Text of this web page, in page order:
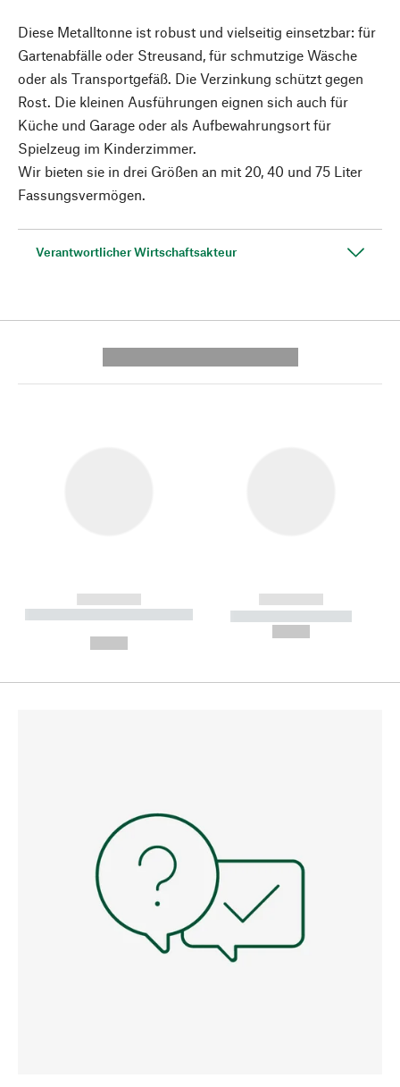
Diese Metalltonne ist robust und vielseitig einsetzbar: für
Gartenabfälle oder Streusand, für schmutzige Wäsche
oder als Transportgefäß. Die Verzinkung schützt gegen
Rost. Die kleinen Ausführungen eignen sich auch für
Küche und Garage oder als Aufbewahrungsort für
Spielzeug im Kinderzimmer.
Wir bieten sie in drei Größen an mit 20, 40 und 75 Liter
Fassungsvermögen.
Verantwortlicher Wirtschaftsakteur
------------
----------- ----------- --------
------------
----------- -----------